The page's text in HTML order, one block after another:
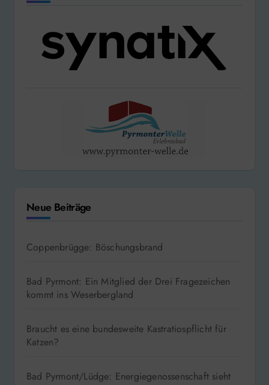
Neue Beiträge
Coppenbrügge: Böschungsbrand
Bad Pyrmont: Ein Mitglied der Drei Fragezeichen
kommt ins Weserbergland
Braucht es eine bundesweite Kastratiospflicht für
Katzen?
Bad Pyrmont/Lüdge: Energiegenossenschaft sieht